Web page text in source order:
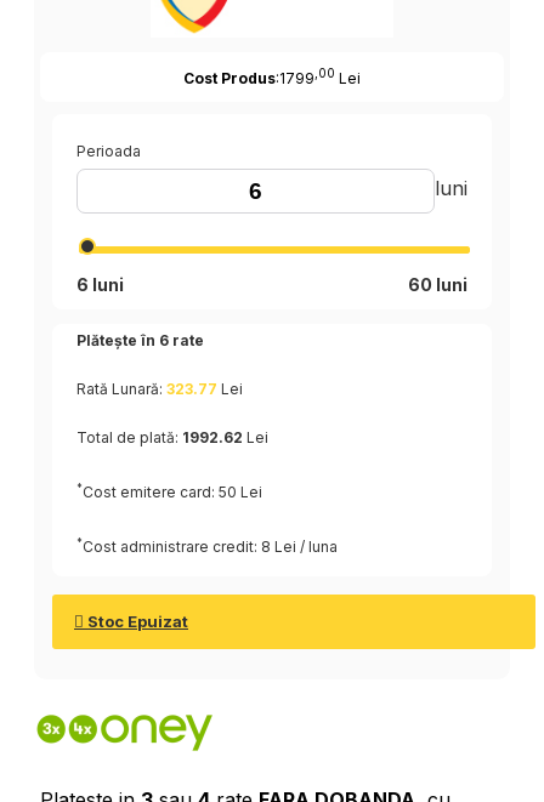
Cost Produs:1799 ,00 Lei
Perioada
luni
6 luni 60 luni
Plătește în 6 rate
Rată Lunară: 323.77 Lei
Total de plată: 1992.62 Lei
* Cost emitere card: 50 Lei
* Cost administrare credit: 8 Lei / luna
Stoc Epuizat